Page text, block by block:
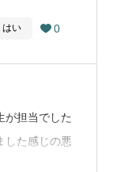
テンを引い
はい  0
が担当でした
した感じの悪
ブースから